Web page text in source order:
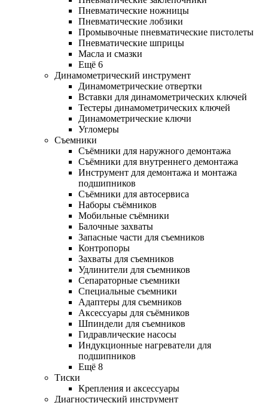
Пневматические ножницы
Пневматические лобзики
Промывочные пневматические пистолеты
Пневматические шприцы
Масла и смазки
Ещё 6
Динамометрический инструмент
Динамометрические отвертки
Вставки для динамометрических ключей
Тестеры динамометрических ключей
Динамометрические ключи
Угломеры
Съемники
Съёмники для наружного демонтажа
Съёмники для внутреннего демонтажа
Инструмент для демонтажа и монтажа
подшипников
Съёмники для автосервиса
Наборы съёмников
Мобильные съёмники
Балочные захваты
Запасные части для съемников
Контропоры
Захваты для съемников
Удлинители для съемников
Сепараторные съемники
Специальные съемники
Адаптеры для съемников
Аксессуары для съёмников
Шпиндели для съемников
Гидравлические насосы
Индукционные нагреватели для
подшипников
Ещё 8
Тиски
Крепления и аксессуары
Диагностический инструмент